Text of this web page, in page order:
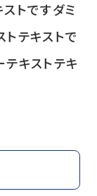
トですダミ
テキストで
キストテキ